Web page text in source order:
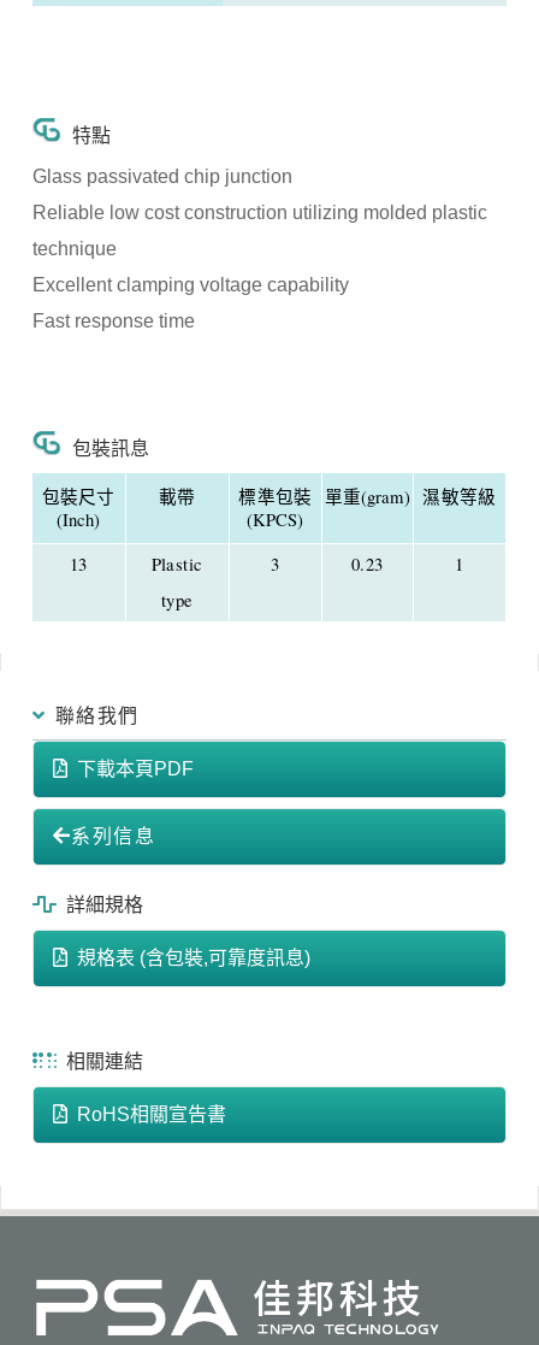
特點
Glass passivated chip junction
Reliable low cost construction utilizing molded plastic
technique
Excellent clamping voltage capability
Fast response time
包裝訊息
包裝尺寸
(Inch)
載帶
標準包裝
(KPCS)
單重(gram) 濕敏等級
13
Plastic
type
3 0.23 1
聯絡我們
下載本頁PDF
系列信息
詳細規格
規格表 (含包裝,可靠度訊息)
相關連結
RoHS相關宣告書